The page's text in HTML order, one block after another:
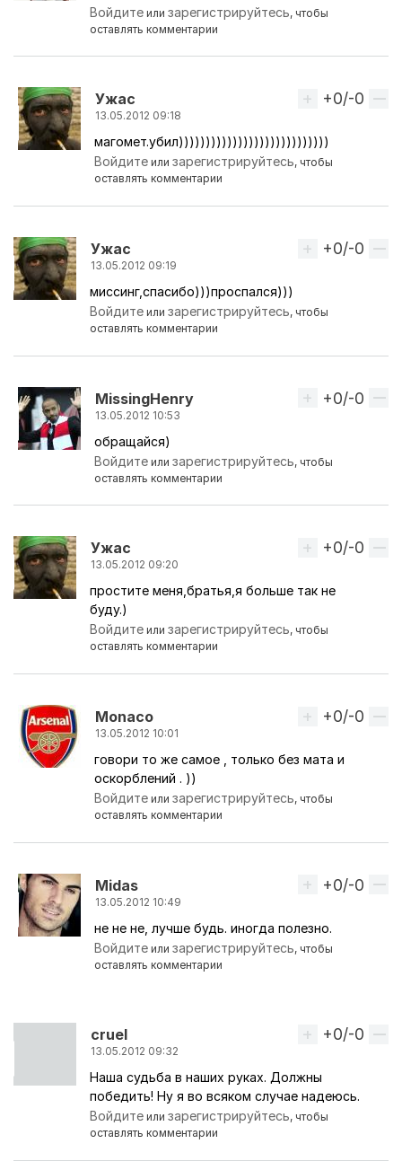
Войдите илизарегистрируйтесь, чтобы
оставлять комментарии
Ужас
13.05.2012 09:18
Ответ на комментарий пользователямагомед
Вверх
+0/-0
магомет.убил))))))))))))))))))))))))))))
Войдите илизарегистрируйтесь, чтобы
оставлять комментарии
Ужас
13.05.2012 09:19
Вверх
+0/-0
миссинг,спасибо)))проспался)))
Войдите илизарегистрируйтесь, чтобы
оставлять комментарии
MissingHenry
13.05.2012 10:53
Ответ на комментарий пользователяУжас
Вверх
+0/-0
обращайся)
Войдите илизарегистрируйтесь, чтобы
оставлять комментарии
Ужас
13.05.2012 09:20
Вверх
+0/-0
простите меня,братья,я больше так не
буду.)
Войдите илизарегистрируйтесь, чтобы
оставлять комментарии
Monaco
13.05.2012 10:01
Ответ на комментарий пользователя
Вверх
+0/-0
говори то же самое , только без мата и
оскорблений . ))
Войдите илизарегистрируйтесь, чтобы
оставлять комментарии
Midas
13.05.2012 10:49
Ответ на комментарий пользователяУжас
Вверх
+0/-0
не не не, лучше будь. иногда полезно.
Войдите илизарегистрируйтесь, чтобы
оставлять комментарии
cruel
13.05.2012 09:32
Вверх
+0/-0
Наша судьба в наших руках. Должны
победить! Ну я во всяком случае надеюсь.
Войдите илизарегистрируйтесь, чтобы
оставлять комментарии